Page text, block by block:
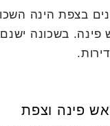
בצפת הינה
פינה. בשכונה
פינה וצפת